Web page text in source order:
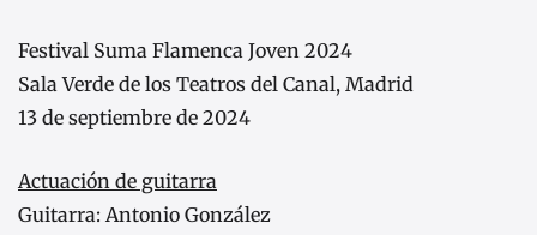
Festival Suma Flamenca Joven 2024
Sala Verde de los Teatros del Canal, Madrid
13 de septiembre de 2024
Actuación de guitarra
Guitarra: Antonio González